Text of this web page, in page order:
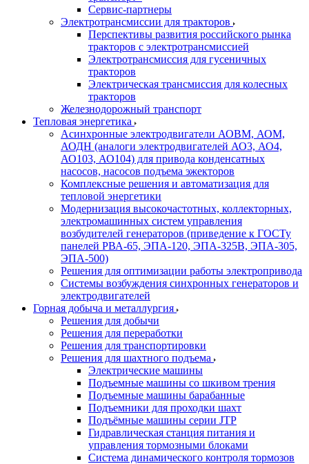
Сервис-партнеры
Электротрансмиссии для тракторов
Перспективы развития российского рынка
тракторов с электротрансмиссией
Электротрансмиссия для гусеничных
тракторов
Электрическая трансмиссия для колесных
тракторов
Железнодорожный транспорт
Тепловая энергетика
Асинхронные электродвигатели АОВМ, АОМ,
АОДН (аналоги электродвигателей АО3, АО4,
АО103, АО104) для привода конденсатных
насосов, насосов подъема эжекторов
Комплексные решения и автоматизация для
тепловой энергетики
Модернизация высокочастотных, коллекторных,
электромашинных систем управления
возбудителей генераторов (приведение к ГОСТу
панелей РВА-65, ЭПА-120, ЭПА-325В, ЭПА-305,
ЭПА-500)
Решения для оптимизации работы электропривода
Системы возбуждения синхронных генераторов и
электродвигателей
Горная добыча и металлургия
Решения для добычи
Решения для переработки
Решения для транспортировки
Решения для шахтного подъема
Электрические машины
Подъемные машины со шкивом трения
Подъемные машины барабанные
Подъемники для проходки шахт
Подъёмные машины серии JTP
Гидравлическая станция питания и
управления тормозными блоками
Система динамического контроля тормозов